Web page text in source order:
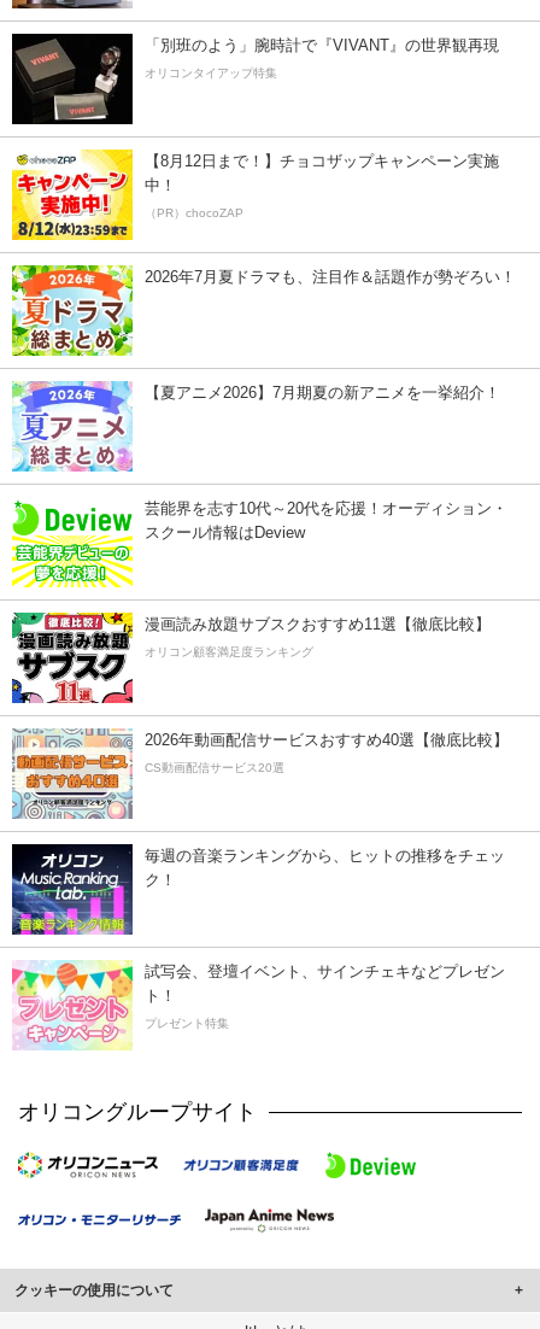
「別班のよう」腕時計で『VIVANT』の世界観再現
オリコンタイアップ特集
【8月12日まで！】チョコザップキャンペーン実施
中！
（PR）chocoZAP
2026年7月夏ドラマも、注目作＆話題作が勢ぞろい！
【夏アニメ2026】7月期夏の新アニメを一挙紹介！
芸能界を志す10代～20代を応援！オーディション・
スクール情報はDeview
漫画読み放題サブスクおすすめ11選【徹底比較】
オリコン顧客満足度ランキング
2026年動画配信サービスおすすめ40選【徹底比較】
CS動画配信サービス20選
毎週の音楽ランキングから、ヒットの推移をチェッ
ク！
試写会、登壇イベント、サインチェキなどプレゼン
ト！
プレゼント特集
オリコングループサイト
クッキーの使用について